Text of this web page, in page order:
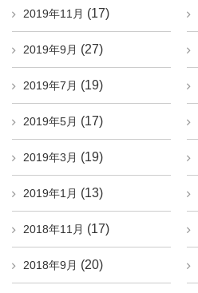
2019年11月 (17)
2019年9月 (27)
2019年7月 (19)
2019年5月 (17)
2019年3月 (19)
2019年1月 (13)
2018年11月 (17)
2018年9月 (20)